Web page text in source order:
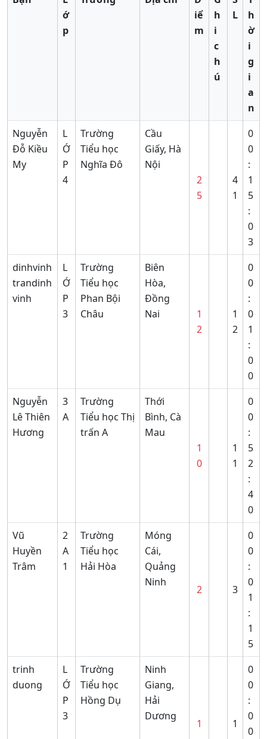
ớ
p
iể
m
h
i
c
h
ú
L
h
ờ
i
g
i
a
n
Nguyễn
Đỗ Kiều
My
L
Ớ
P
4
Trường
Tiểu học
Nghĩa Đô
Cầu
Giấy, Hà
Nội
2
5
4
1
0
0
:
1
5
:
0
3
dinhvinh
trandinh
vinh
L
Ớ
P
3
Trường
Tiểu học
Phan Bội
Châu
Biên
Hòa,
Đồng
Nai
1
2
1
2
0
0
:
0
1
:
0
0
Nguyễn
Lê Thiên
Hương
3
A
Trường
Tiểu học Thị
trấn A
Thới
Bình, Cà
Mau
1
0
1
1
0
0
:
5
2
:
4
0
Vũ
Huyền
Trâm
2
A
1
Trường
Tiểu học
Hải Hòa
Móng
Cái,
Quảng
Ninh
2 3
0
0
:
0
1
:
1
5
trinh
duong
L
Ớ
P
3
Trường
Tiểu học
Hồng Dụ
Ninh
Giang,
Hải
Dương
1 1
0
0
:
0
0